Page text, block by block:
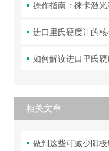
操作指南：徕卡激
进口里氏硬度计的
如何解读进口里氏
相关文章
做到这些可减少阳极